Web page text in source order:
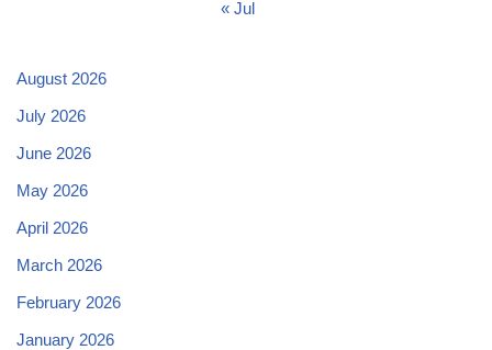
« Jul
August 2026
July 2026
June 2026
May 2026
April 2026
March 2026
February 2026
January 2026